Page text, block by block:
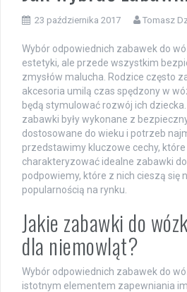
23 października 2017 Tomasz
Wybór odpowiednich zabawek do
estetyki, ale przede wszystkim
zmysłów malucha. Rodzice często
akcesoria umilą czas spędzony w
będą stymulować rozwój ich
zabawki były wykonane z
dostosowane do wieku i potrzeb
przedstawimy kluczowe cechy,
charakteryzować idealne zabawki
podpowiemy, które z nich cieszą się
popularnością na rynku.
Jakie zabawki do
dla niemowląt?
Wybór odpowiednich zabawek do
istotnym elementem zapewniania